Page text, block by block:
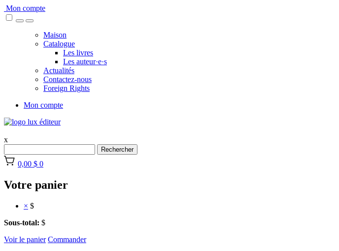
Skip
to
Mon compte
Maison
Catalogue
Les livres
Les auteur·e·s
Actualités
Contactez-nous
Foreign Rights
Mon compte
x
Rechercher
0,00 $ 0
Votre panier
× $
Sous-total: $
Voir le panier Commander